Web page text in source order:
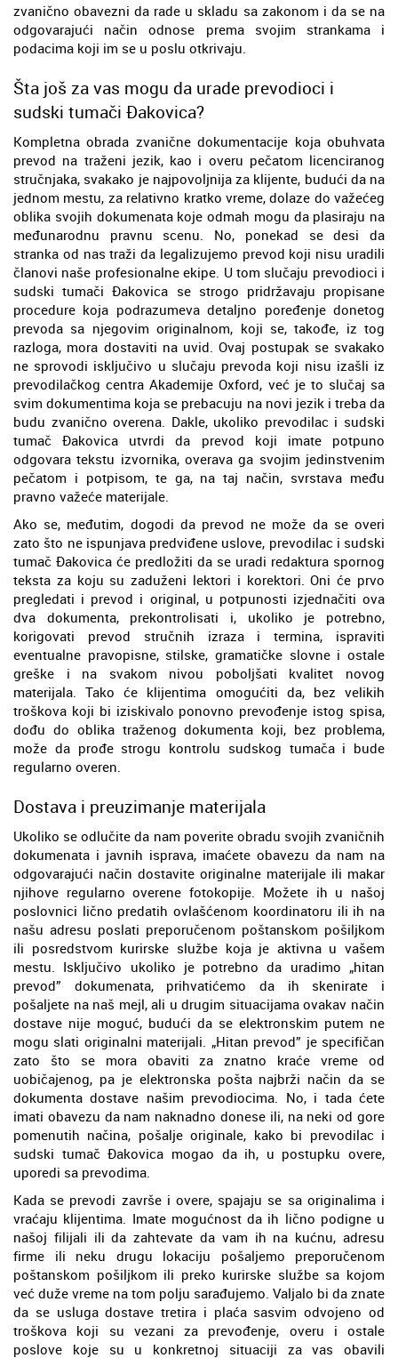
zvanično obavezni da rade u skladu sa zakonom i da se na
odgovarajući način odnose prema svojim strankama i
podacima koji im se u poslu otkrivaju.
Šta još za vas mogu da urade prevodioci i
sudski tumači Đakovica?
Kompletna obrada zvanične dokumentacije koja obuhvata
prevod na traženi jezik, kao i overu pečatom licenciranog
stručnjaka, svakako je najpovoljnija za klijente, budući da na
jednom mestu, za relativno kratko vreme, dolaze do važećeg
oblika svojih dokumenata koje odmah mogu da plasiraju na
međunarodnu pravnu scenu. No, ponekad se desi da
stranka od nas traži da legalizujemo prevod koji nisu uradili
članovi naše profesionalne ekipe. U tom slučaju prevodioci i
sudski tumači Đakovica se strogo pridržavaju propisane
procedure koja podrazumeva detaljno poređenje donetog
prevoda sa njegovim originalnom, koji se, takođe, iz tog
razloga, mora dostaviti na uvid. Ovaj postupak se svakako
ne sprovodi isključivo u slučaju prevoda koji nisu izašli iz
prevodilačkog centra Akademije Oxford, već je to slučaj sa
svim dokumentima koja se prebacuju na novi jezik i treba da
budu zvanično overena. Dakle, ukoliko prevodilac i sudski
tumač Đakovica utvrdi da prevod koji imate potpuno
odgovara tekstu izvornika, overava ga svojim jedinstvenim
pečatom i potpisom, te ga, na taj način, svrstava među
pravno važeće materijale.
Ako se, međutim, dogodi da prevod ne može da se overi
zato što ne ispunjava predviđene uslove, prevodilac i sudski
tumač Đakovica će predložiti da se uradi redaktura spornog
teksta za koju su zaduženi lektori i korektori. Oni će prvo
pregledati i prevod i original, u potpunosti izjednačiti ova
dva dokumenta, prekontrolisati i, ukoliko je potrebno,
korigovati prevod stručnih izraza i termina, ispraviti
eventualne pravopisne, stilske, gramatičke slovne i ostale
greške i na svakom nivou poboljšati kvalitet novog
materijala. Tako će klijentima omogućiti da, bez velikih
troškova koji bi iziskivalo ponovno prevođenje istog spisa,
dođu do oblika traženog dokumenta koji, bez problema,
može da prođe strogu kontrolu sudskog tumača i bude
regularno overen.
Dostava i preuzimanje materijala
Ukoliko se odlučite da nam poverite obradu svojih zvaničnih
dokumenata i javnih isprava, imaćete obavezu da nam na
odgovarajući način dostavite originalne materijale ili makar
njihove regularno overene fotokopije. Možete ih u našoj
poslovnici lično predatih ovlašćenom koordinatoru ili ih na
našu adresu poslati preporučenom poštanskom pošiljkom
ili posredstvom kurirske službe koja je aktivna u vašem
mestu. Isključivo ukoliko je potrebno da uradimo „hitan
prevod” dokumenata, prihvatićemo da ih skenirate i
pošaljete na naš mejl, ali u drugim situacijama ovakav način
dostave nije moguć, budući da se elektronskim putem ne
mogu slati originalni materijali. „Hitan prevod” je specifičan
zato što se mora obaviti za znatno kraće vreme od
uobičajenog, pa je elektronska pošta najbrži način da se
dokumenta dostave našim prevodiocima. No, i tada ćete
imati obavezu da nam naknadno donese ili, na neki od gore
pomenutih načina, pošalje originale, kako bi prevodilac i
sudski tumač Đakovica mogao da ih, u postupku overe,
uporedi sa prevodima.
Kada se prevodi završe i overe, spajaju se sa originalima i
vraćaju klijentima. Imate mogućnost da ih lično podigne u
našoj filijali ili da zahtevate da vam ih na kućnu, adresu
firme ili neku drugu lokaciju pošaljemo preporučenom
poštanskom pošiljkom ili preko kurirske službe sa kojom
već duže vreme na tom polju sarađujemo. Valjalo bi da znate
da se usluga dostave tretira i plaća sasvim odvojeno od
troškova koji su vezani za prevođenje, overu i ostale
poslove koje su u konkretnoj situaciji za vas obavili